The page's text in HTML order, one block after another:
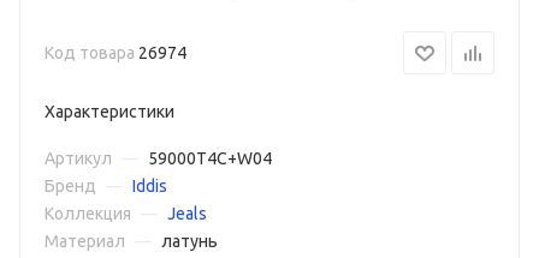
Код товара 26974
Характеристики
Артикул
59000T4C+W04
Бренд
Iddis
Коллекция
Jeals
Материал
латунь